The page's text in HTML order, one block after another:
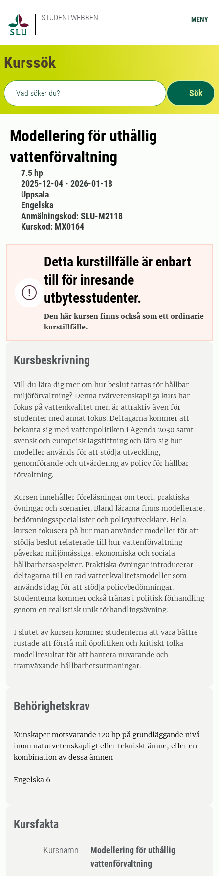
STUDENTWEBBEN MENY
Kurssök
Fritext sökning
Sök
Modellering för uthållig
vattenförvaltning
7.5 hp
2025-12-04 - 2026-01-18
Uppsala
Engelska
Anmälningskod: SLU-M2118
Kurskod: MX0164

Detta kurstillfälle är enbart
till för inresande
utbytesstudenter.
Den här kursen finns också som ett ordinarie
kurstillfälle.
Kursbeskrivning
Vill du lära dig mer om hur beslut fattas för hållbar
miljöförvaltning? Denna tvärvetenskapliga kurs har
fokus på vattenkvalitet men är attraktiv även för
studenter med annat fokus. Deltagarna kommer att
bekanta sig med vattenpolitiken i Agenda 2030 samt
svensk och europeisk lagstiftning och lära sig hur
modeller används för att stödja utveckling,
genomförande och utvärdering av policy för hållbar
förvaltning.
Kursen innehåller föreläsningar om teori, praktiska
övningar och scenarier. Bland lärarna finns modellerare,
bedömningsspecialister och policyutvecklare. Hela
kursen fokusera på hur man använder modeller för att
stödja beslut relaterade till hur vattenförvaltning
påverkar miljömässiga, ekonomiska och sociala
hållbarhetsaspekter. Praktiska övningar introducerar
deltagarna till en rad vattenkvalitetsmodeller som
används idag för att stödja policybedömningar.
Studenterna kommer också tränas i politisk förhandling
genom en realistisk unik förhandlingsövning.
I slutet av kursen kommer studenterna att vara bättre
rustade att förstå miljöpolitiken och kritiskt tolka
modellresultat för att hantera nuvarande och
framväxande hållbarhetsutmaningar.
Behörighetskrav
Kunskaper motsvarande 120 hp på grundläggande nivå
inom naturvetenskapligt eller tekniskt ämne, eller en
kombination av dessa ämnen
Engelska 6
Kursfakta
Kursnamn
Modellering för uthållig
vattenförvaltning